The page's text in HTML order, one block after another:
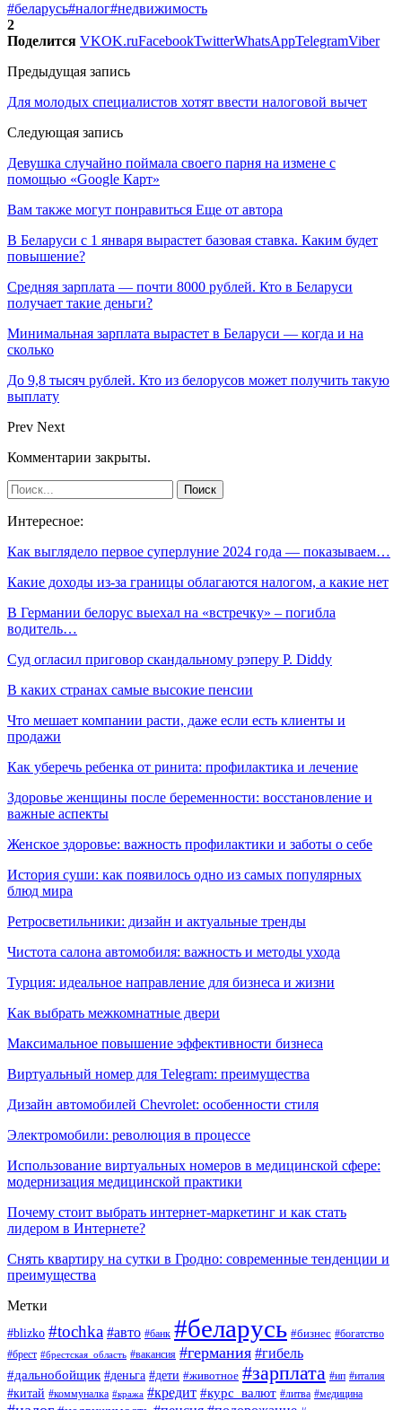
#беларусь#налог#недвижимость
2
Поделится VKOK.ruFacebookTwitterWhatsAppTelegramViber
Предыдущая запись
Для молодых специалистов хотят ввести налоговой вычет
Следующая запись
Девушка случайно поймала своего парня на измене с
помощью «Google Карт»
Вам также могут понравиться Еще от автора
В Беларуси с 1 января вырастет базовая ставка. Каким будет
повышение?
Средняя зарплата — почти 8000 рублей. Кто в Беларуси
получает такие деньги?
Минимальная зарплата вырастет в Беларуси — когда и на
сколько
До 9,8 тысяч рублей. Кто из белорусов может получить такую
выплату
Prev Next
Комментарии закрыты.
Интересное:
Как выглядело первое суперлуние 2024 года — показываем…
Какие доходы из-за границы облагаются налогом, а какие нет
В Германии белорус выехал на «встречку» – погибла
водитель…
Суд огласил приговор скандальному рэперу P. Diddy
В каких странах самые высокие пенсии
Что мешает компании расти, даже если есть клиенты и
продажи
Как уберечь ребенка от ринита: профилактика и лечение
Здоровье женщины после беременности: восстановление и
важные аспекты
Женское здоровье: важность профилактики и заботы о себе
История суши: как появилось одно из самых популярных
блюд мира
Ретросветильники: дизайн и актуальные тренды
Чистота салона автомобиля: важность и методы ухода
Турция: идеальное направление для бизнеса и жизни
Как выбрать межкомнатные двери
Максимальное повышение эффективности бизнеса
Виртуальный номер для Telegram: преимущества
Дизайн автомобилей Chevrolet: особенности стиля
Электромобили: революция в процессе
Использование виртуальных номеров в медицинской сфере:
модернизация медицинской практики
Почему стоит выбрать интернет-маркетинг и как стать
лидером в Интернете?
Снять квартиру на сутки в Гродно: современные тенденции и
преимущества
Метки
#blizko #tochka #авто #банк #беларусь #бизнес #богатство
#брест #брестская_область #вакансия #германия #гибель
#дальнобойщик #деньга #дети #животное #зарплата #ип #италия
#китай #коммуналка #кража #кредит #курс_валют #литва #медицина